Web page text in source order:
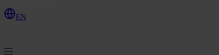
EN